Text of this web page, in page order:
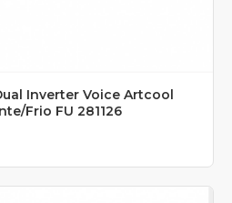
Inverter Voice Artcool
Frio FU 281126